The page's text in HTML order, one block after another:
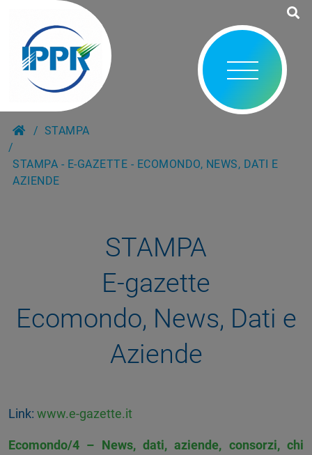
STAMPA
STAMPA - E-GAZETTE - ECOMONDO, NEWS, DATI E
AZIENDE
STAMPA
E-gazette
Ecomondo, News, Dati e
Aziende
Link: www.e-gazette.it
Ecomondo/4 – News, dati, aziende, consorzi, chi